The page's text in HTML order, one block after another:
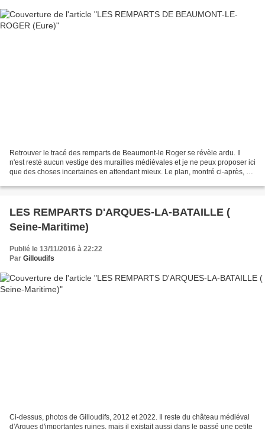
Retrouver le tracé des remparts de Beaumont-le Roger se révèle ardu. Il
n'est resté aucun vestige des murailles médiévales et je ne peux proposer ici
que des choses incertaines en attendant mieux. Le plan, montré ci-après, dit
LES REMPARTS D'ARQUES-LA-BATAILLE (
Seine-Maritime)
Publié le 13/11/2016 à 22:22
Par Gilloudifs
Ci-dessus, photos de Gilloudifs, 2012 et 2022. Il reste du château médiéval
d'Arques d'importantes ruines, mais il existait aussi dans le passé une petite